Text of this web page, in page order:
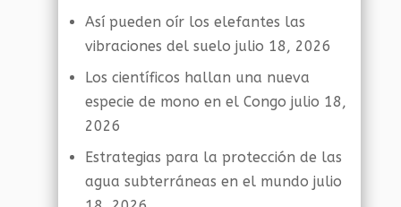
Así pueden oír los elefantes las
vibraciones del suelo julio 18, 2026
Los científicos hallan una nueva
especie de mono en el Congo julio 18,
2026
Estrategias para la protección de las
agua subterráneas en el mundo julio